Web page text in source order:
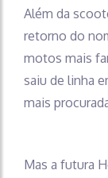
Além da
retorno do
motos mais
saiu de linha
mais
Mas a futura